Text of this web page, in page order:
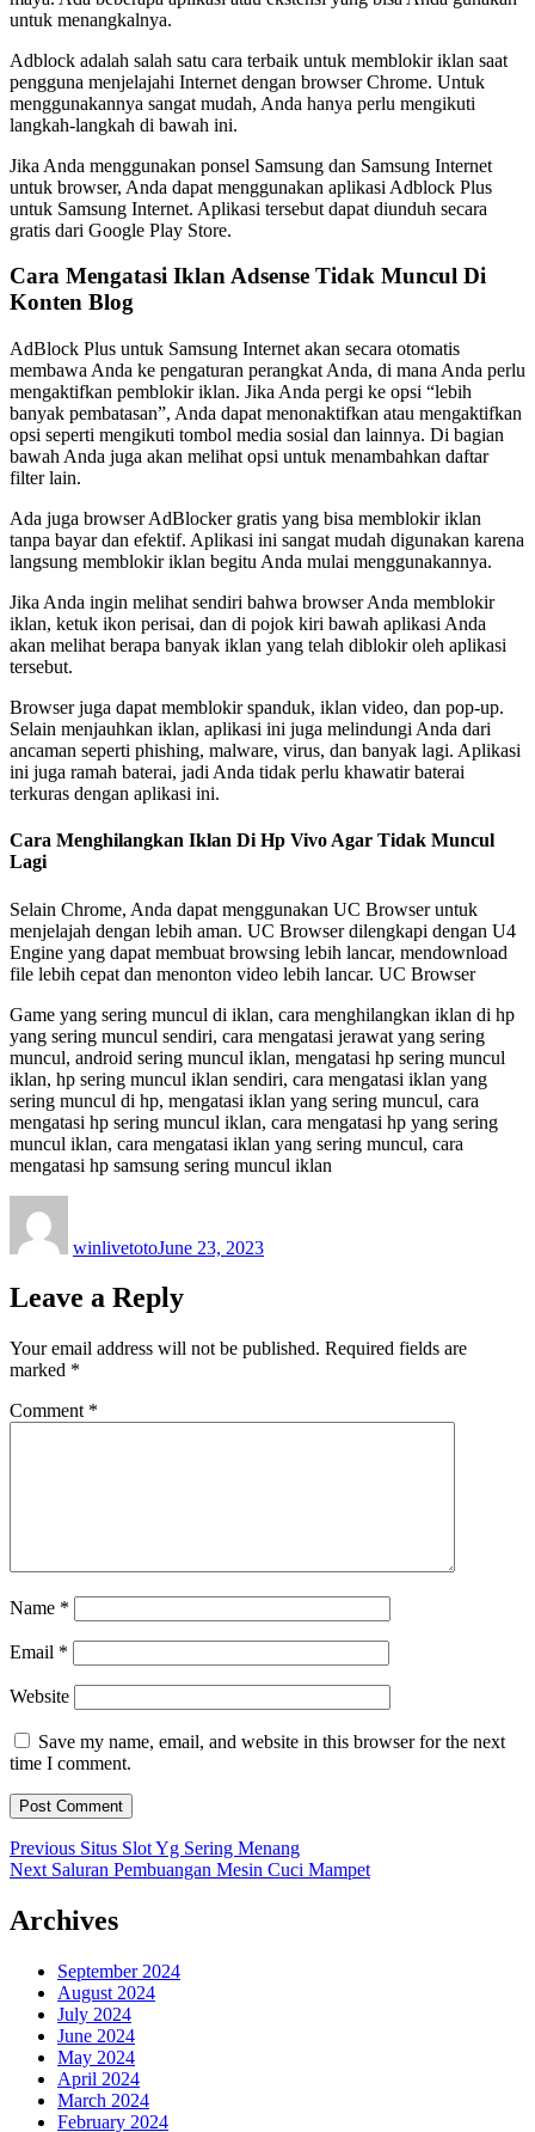
untuk menangkalnya.
Adblock adalah salah satu cara terbaik untuk memblokir iklan saat
pengguna menjelajahi Internet dengan browser Chrome. Untuk
menggunakannya sangat mudah, Anda hanya perlu mengikuti
langkah-langkah di bawah ini.
Jika Anda menggunakan ponsel Samsung dan Samsung Internet
untuk browser, Anda dapat menggunakan aplikasi Adblock Plus
untuk Samsung Internet. Aplikasi tersebut dapat diunduh secara
gratis dari Google Play Store.
Cara Mengatasi Iklan Adsense Tidak Muncul Di
Konten Blog
AdBlock Plus untuk Samsung Internet akan secara otomatis
membawa Anda ke pengaturan perangkat Anda, di mana Anda perlu
mengaktifkan pemblokir iklan. Jika Anda pergi ke opsi “lebih
banyak pembatasan”, Anda dapat menonaktifkan atau mengaktifkan
opsi seperti mengikuti tombol media sosial dan lainnya. Di bagian
bawah Anda juga akan melihat opsi untuk menambahkan daftar
filter lain.
Ada juga browser AdBlocker gratis yang bisa memblokir iklan
tanpa bayar dan efektif. Aplikasi ini sangat mudah digunakan karena
langsung memblokir iklan begitu Anda mulai menggunakannya.
Jika Anda ingin melihat sendiri bahwa browser Anda memblokir
iklan, ketuk ikon perisai, dan di pojok kiri bawah aplikasi Anda
akan melihat berapa banyak iklan yang telah diblokir oleh aplikasi
tersebut.
Browser juga dapat memblokir spanduk, iklan video, dan pop-up.
Selain menjauhkan iklan, aplikasi ini juga melindungi Anda dari
ancaman seperti phishing, malware, virus, dan banyak lagi. Aplikasi
ini juga ramah baterai, jadi Anda tidak perlu khawatir baterai
terkuras dengan aplikasi ini.
Cara Menghilangkan Iklan Di Hp Vivo Agar Tidak Muncul
Lagi
Selain Chrome, Anda dapat menggunakan UC Browser untuk
menjelajah dengan lebih aman. UC Browser dilengkapi dengan U4
Engine yang dapat membuat browsing lebih lancar, mendownload
file lebih cepat dan menonton video lebih lancar. UC Browser
Game yang sering muncul di iklan, cara menghilangkan iklan di hp
yang sering muncul sendiri, cara mengatasi jerawat yang sering
muncul, android sering muncul iklan, mengatasi hp sering muncul
iklan, hp sering muncul iklan sendiri, cara mengatasi iklan yang
sering muncul di hp, mengatasi iklan yang sering muncul, cara
mengatasi hp sering muncul iklan, cara mengatasi hp yang sering
muncul iklan, cara mengatasi iklan yang sering muncul, cara
mengatasi hp samsung sering muncul iklan
winlivetotoJune 23, 2023
Leave a Reply
Your email address will not be published. Required fields are
marked *
Comment *
Name *
Email *
Website
Save my name, email, and website in this browser for the next
time I comment.
Post
navigation
Previous Previous
post:
Situs Slot Yg Sering Menang
Next Next
Saluran Pembuangan Mesin Cuci Mampet
Archives
September 2024
August 2024
July 2024
June 2024
May 2024
April 2024
March 2024
February 2024